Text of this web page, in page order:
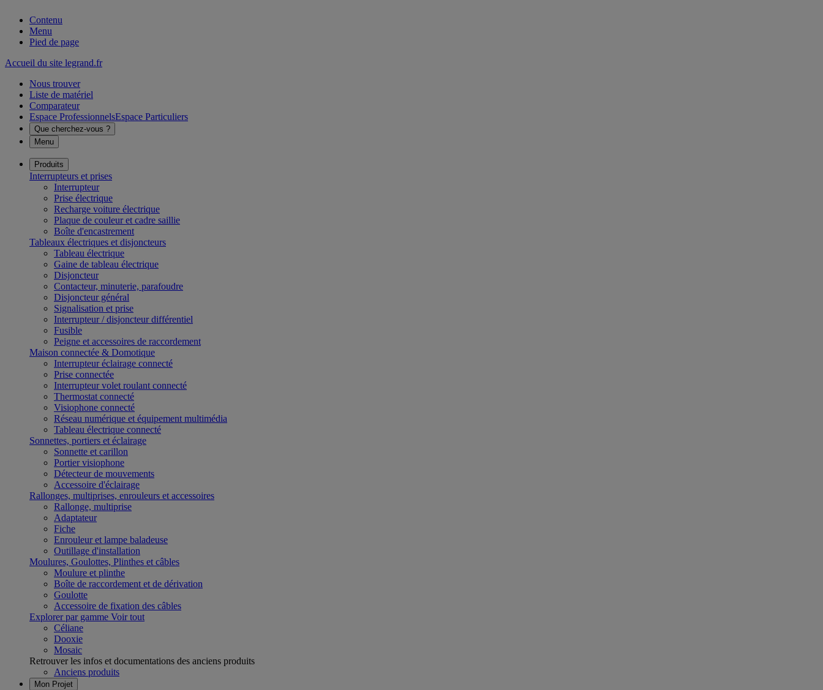
Contenu
Menu
Pied de page
Accueil du site legrand.fr
Nous trouver
Liste de matériel
Comparateur
Espace ProfessionnelsEspace Particuliers
Que cherchez-vous ?
Menu
Produits
Interrupteurs et prises
Interrupteur
Prise électrique
Recharge voiture électrique
Plaque de couleur et cadre saillie
Boîte d'encastrement
Tableaux électriques et disjoncteurs
Tableau électrique
Gaine de tableau électrique
Disjoncteur
Contacteur, minuterie, parafoudre
Disjoncteur général
Signalisation et prise
Interrupteur / disjoncteur différentiel
Fusible
Peigne et accessoires de raccordement
Maison connectée & Domotique
Interrupteur éclairage connecté
Prise connectée
Interrupteur volet roulant connecté
Thermostat connecté
Visiophone connecté
Réseau numérique et équipement multimédia
Tableau électrique connecté
Sonnettes, portiers et éclairage
Sonnette et carillon
Portier visiophone
Détecteur de mouvements
Accessoire d'éclairage
Rallonges, multiprises, enrouleurs et accessoires
Rallonge, multiprise
Adaptateur
Fiche
Enrouleur et lampe baladeuse
Outillage d'installation
Moulures, Goulottes, Plinthes et câbles
Moulure et plinthe
Boîte de raccordement et de dérivation
Goulotte
Accessoire de fixation des câbles
Explorer par gamme Voir tout
Céliane
Dooxie
Mosaic
Retrouver les infos et documentations des anciens produits
Anciens produits
Mon Projet